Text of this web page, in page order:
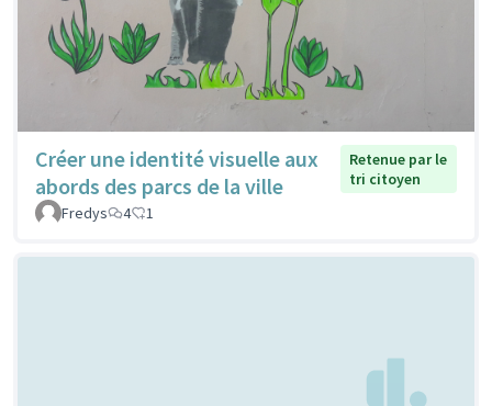
Créer une identité visuelle aux
abords des parcs de la ville
Retenue par le
tri citoyen
Fredys
4 1